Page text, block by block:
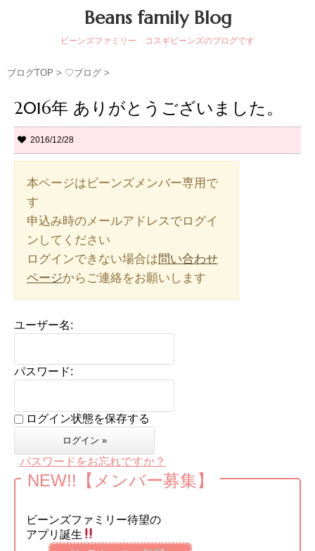
Beans family Blog
ビーンズファミリー コスギビーンズのブログです
ブログTOP > ♡ブログ >
2016年 ありがとうございました。
2016/12/28
本ページはビーンズメンバー専用で
す
申込み時のメールアドレスでログイ
ンしてください
ログインできない場合は問い合わせ
ページからご連絡をお願いします
ユーザー名:
パスワード:
ログイン状態を保存する
パスワードをお忘れですか？
NEW!!【メンバー募集】
ビーンズファミリー待望の
アプリ誕生